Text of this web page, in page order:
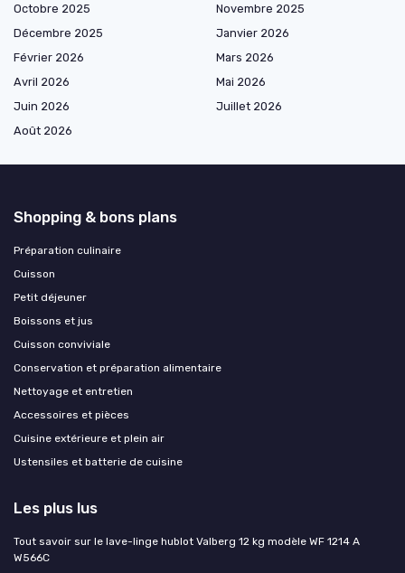
Octobre 2025
Novembre 2025
Décembre 2025
Janvier 2026
Février 2026
Mars 2026
Avril 2026
Mai 2026
Juin 2026
Juillet 2026
Août 2026
Shopping & bons plans
Préparation culinaire
Cuisson
Petit déjeuner
Boissons et jus
Cuisson conviviale
Conservation et préparation alimentaire
Nettoyage et entretien
Accessoires et pièces
Cuisine extérieure et plein air
Ustensiles et batterie de cuisine
Les plus lus
Tout savoir sur le lave-linge hublot Valberg 12 kg modèle WF 1214 A
W566C